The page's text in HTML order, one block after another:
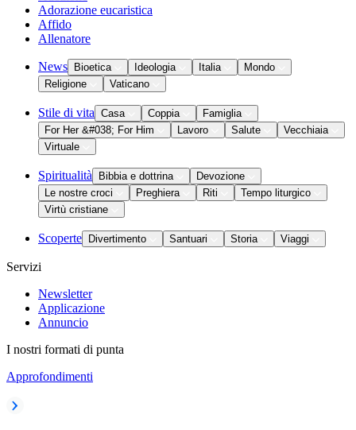
Adorazione eucaristica
Affido
Allenatore
News Bioetica Ideologia Italia
Mondo
Religione
Vaticano
Stile di vita Casa Coppia
Famiglia
For Her &#038; For Him
Lavoro Salute
Vecchiaia
Virtuale
Spiritualità Bibbia e dottrina
Devozione
Le nostre croci
Preghiera Riti
Tempo liturgico
Virtù cristiane
Scoperte Divertimento Santuari Storia Viaggi
Servizi
Newsletter
Applicazione
Annuncio
I nostri formati di punta
Approfondimenti